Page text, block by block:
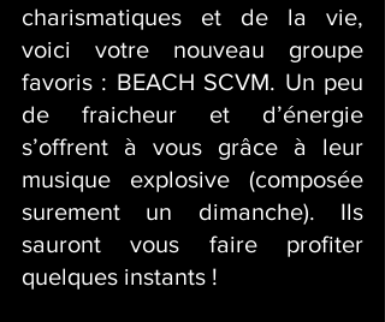
charismatiques et de la vie,
voici votre nouveau groupe
favoris : BEACH SCVM. Un peu
de fraicheur et d’énergie
s’offrent à vous grâce à leur
musique explosive (composée
surement un dimanche). Ils
sauront vous faire profiter
quelques instants !